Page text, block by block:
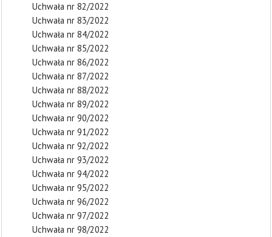
Uchwała nr 82/2022
Uchwała nr 83/2022
Uchwała nr 84/2022
Uchwała nr 85/2022
Uchwała nr 86/2022
Uchwała nr 87/2022
Uchwała nr 88/2022
Uchwała nr 89/2022
Uchwała nr 90/2022
Uchwała nr 91/2022
Uchwała nr 92/2022
Uchwała nr 93/2022
Uchwała nr 94/2022
Uchwała nr 95/2022
Uchwała nr 96/2022
Uchwała nr 97/2022
Uchwała nr 98/2022